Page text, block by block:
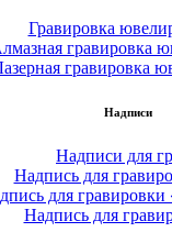
Гравировка
гравировка
гравировка
Надписи
Надписи для
Надпись для
для
Надпись для